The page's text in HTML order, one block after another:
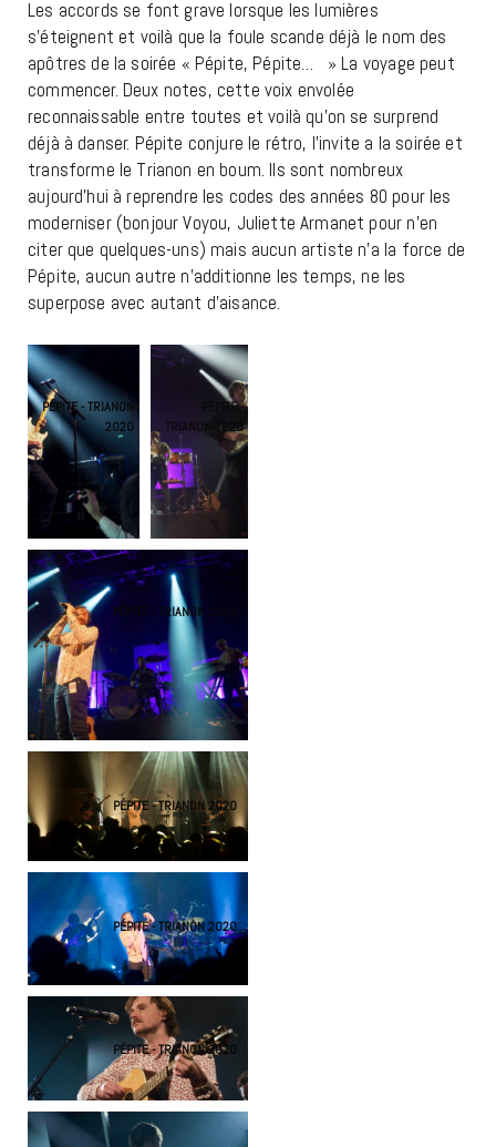
Les accords se font grave lorsque les lumières
s’éteignent et voilà que la foule scande déjà le nom des
apôtres de la soirée « Pépite, Pépite… » La voyage peut
commencer. Deux notes, cette voix envolée
reconnaissable entre toutes et voilà qu’on se surprend
déjà à danser. Pépite conjure le rétro, l’invite a la soirée et
transforme le Trianon en boum. Ils sont nombreux
aujourd’hui à reprendre les codes des années 80 pour les
moderniser (bonjour Voyou, Juliette Armanet pour n’en
citer que quelques-uns) mais aucun artiste n’a la force de
Pépite, aucun autre n’additionne les temps, ne les
superpose avec autant d’aisance.
PÉPITE - TRIANON
2020
PÉPITE -
TRIANON 2020
PÉPITE - TRIANON 2020
PÉPITE - TRIANON 2020
PÉPITE - TRIANON 2020
PÉPITE - TRIANON 2020